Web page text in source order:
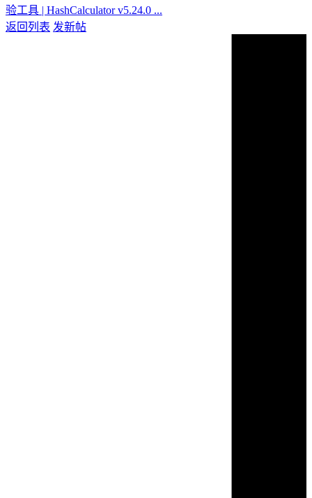
验工具 | HashCalculator v5.24.0 ...
返回列表 发新帖